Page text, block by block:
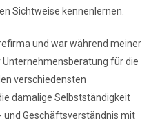
Sichtweise kennenlernen.
und war während meiner
Unternehmensberatung für die
verschiedensten
damalige Selbstständigkeit
und Geschäftsverständnis mit